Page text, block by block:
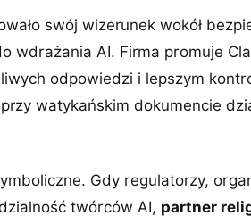
swój wizerunek wokół
wdrażania AI. Firma promuje
odpowiedzi i lepszym
watykańskim dokumencie
Gdy regulatorzy,
twórców AI, partner